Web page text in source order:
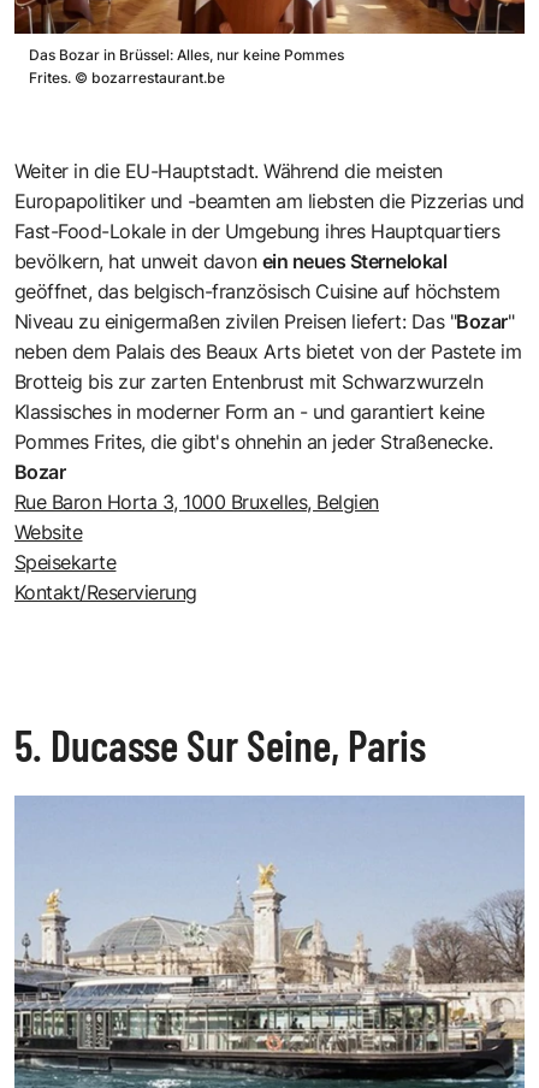
Das Bozar in Brüssel: Alles, nur keine Pommes
Frites. © bozarrestaurant.be
Weiter in die EU-Hauptstadt. Während die meisten
Europapolitiker und -beamten am liebsten die Pizzerias und
Fast-Food-Lokale in der Umgebung ihres Hauptquartiers
bevölkern, hat unweit davon ein neues Sternelokal
geöffnet, das belgisch-französisch Cuisine auf höchstem
Niveau zu einigermaßen zivilen Preisen liefert: Das "Bozar"
neben dem Palais des Beaux Arts bietet von der Pastete im
Brotteig bis zur zarten Entenbrust mit Schwarzwurzeln
Klassisches in moderner Form an - und garantiert keine
Pommes Frites, die gibt's ohnehin an jeder Straßenecke.
Bozar
Rue Baron Horta 3, 1000 Bruxelles, Belgien
Website
Speisekarte
Kontakt/Reservierung
5. Ducasse Sur Seine, Paris